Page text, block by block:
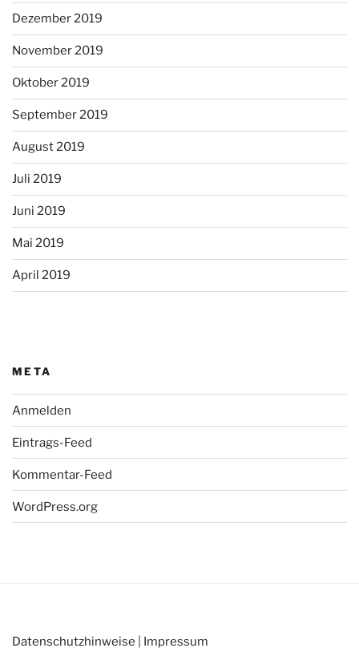
Dezember 2019
November 2019
Oktober 2019
September 2019
August 2019
Juli 2019
Juni 2019
Mai 2019
April 2019
META
Anmelden
Eintrags-Feed
Kommentar-Feed
WordPress.org
Datenschutzhinweise Impressum